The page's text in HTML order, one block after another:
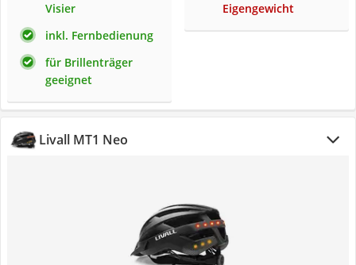
Visier
inkl. Fernbedienung
für Brillenträger
geeignet
Eigengewicht
Livall MT1 Neo